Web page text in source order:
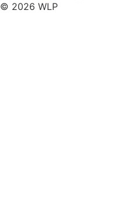
© 2026 WLP